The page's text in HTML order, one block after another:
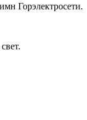
Горэлектросети.